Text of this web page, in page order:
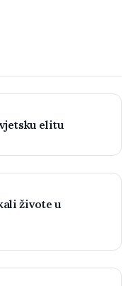
elitu
živote u